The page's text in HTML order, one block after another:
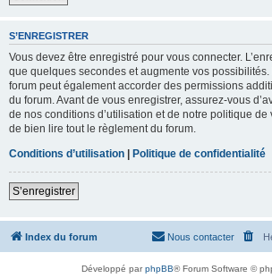
S’ENREGISTRER
Vous devez être enregistré pour vous connecter.
que quelques secondes et augmente vos possibilités.
forum peut également accorder des permissions
du forum. Avant de vous enregistrer, assurez-vous
de nos conditions d’utilisation et de notre politique de
de bien lire tout le règlement du forum.
Conditions d’utilisation | Politique de confidentialité
S’enregistrer
Index du forum Nous contacter
Développé parphpBB® Forum Software ©